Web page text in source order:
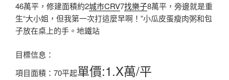
46萬平，修建面積約2城市CRV7找樂子8萬平，旁邊就是重
生“大小姐，但我第一次打這麼早啊！”小瓜皮蛋瘦肉粥和包
子放在桌上的手。地鐵站
目標信息：
項目面積：70平起單價:1.X萬/平